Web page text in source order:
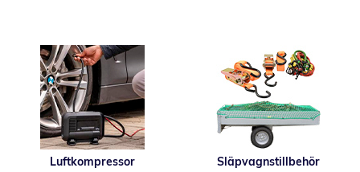
Luftkompressor Släpvagnstillbehör